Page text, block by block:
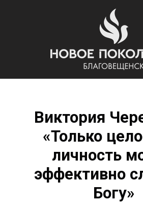
Виктория
«Только
личность
эффективно
Богу»